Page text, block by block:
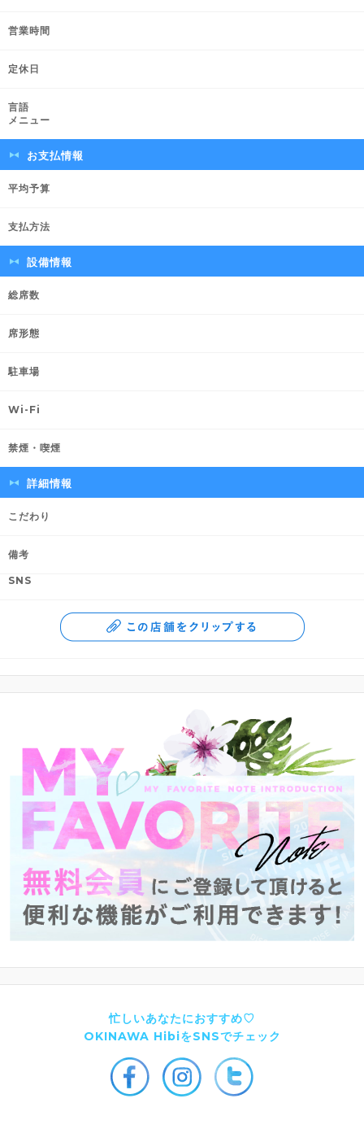
営業時間
定休日
言語
メニュー
お支払情報
平均予算
支払方法
設備情報
総席数
席形態
駐車場
Wi-Fi
禁煙・喫煙
詳細情報
こだわり
備考
SNS
忙しいあなたにおすすめ♡
OKINAWA HibiをSNSでチェック